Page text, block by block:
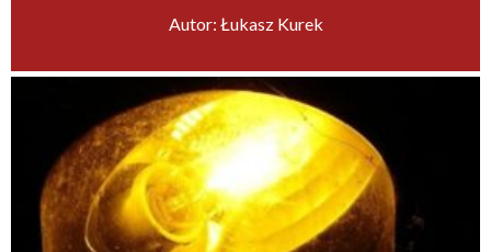
Autor: Łukasz Kurek